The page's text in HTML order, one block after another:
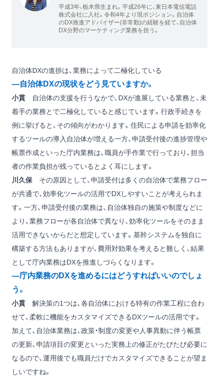
平成3年、栃木県生まれ。平成26年に、東日本電信電話
株式会社に入社。令和4年より現ポジション。自治体
のDX推進アドバイザー(非常勤)の経験を経て、自治体
DX分野のマーケティング業務を担う。
自治体DXの進捗は、業務によって二極化している
―自治体DXの現状をどう見ていますか。
小貫 自治体の支援を行うなかで、DXが進展している業務と、未
着手の業務とで二極化していると感じています。行政手続きを
例に挙げると、その傾向がわかります。住民による申請を効率化
するツールの導入自治体が増える一方、申請受付後の進捗管理や
帳票作成といった庁内業務は、職員が手作業で行っており、担当
者の作業負担が残っているとよく耳にします。
川久保 その原因として、申請受付は多くの自治体で業務フロー
が共通で、効率化ツールの活用でDXしやすいことが考えられま
す。一方、申請受付後の業務は、自治体独自の施策や制度などに
より、業務フローが各自治体で異なり、効率化ツールをそのまま
活用できないからだと想定しています。基幹システムを独自に
構築する方法もありますが、費用対効果を考えると難しく、結果
として庁内業務はDXを推進しづらくなります。
―庁内業務のDXを進めるにはどうすればいいのでしょ
う。
小貫 解決策の1つは、各自治体における特有の作業工程に合わ
せて、柔軟に機能をカスタマイズできるDXツールの活用です。
加えて、自治体業務は、政策・制度の変更や人事異動に伴う帳票
の更新、申請項目の変更といった実務上の修正がたびたび必要に
なるので、運用後でも職員だけでカスタマイズできることが望ま
しいですね。